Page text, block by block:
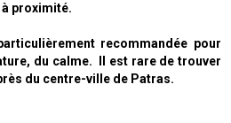
proximité.
recommandée pour
du calme. Il est rare de trouver
du centre-ville de Patras.